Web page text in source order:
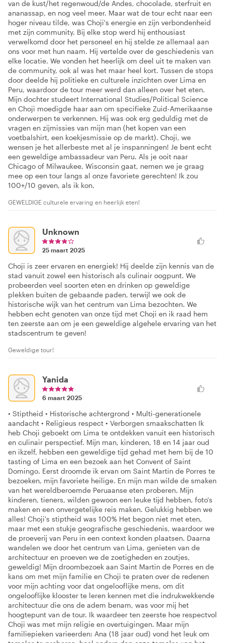
van de kust/het regenwoud/de Andes, chocolade, sterfruit en
ananassap, en nog veel meer. Maar wat de tour echt naar een
hoger niveau tilde, was Choji's energie en zijn verbondenheid
met zijn community. Bij elke stop werd hij enthousiast
verwelkomd door het personeel en hij stelde ze allemaal aan
ons voor met hun naam. Hij vertelde over de geschiedenis van
elke locatie. We vonden het heerlijk om deel uit te maken van
de community, ook al was het maar heel kort. Tussen de stops
door deelde hij politieke en culturele inzichten over Lima en
Peru, waardoor de tour meer werd dan alleen over het eten.
Mijn dochter studeert International Studies/Political Science
en Choji moedigde haar aan om specifieke Zuid-Amerikaanse
onderwerpen te verkennen. Hij was ook erg geduldig met de
vragen en zijmissies van mijn man (het kopen van een
voetbalshirt, een koekjesmissie op de markt). Choji, we
wensen je het allerbeste met al je inspanningen! Je bent echt
een geweldige ambassadeur van Peru. Als je ooit naar
Chicago of Milwaukee, Wisconsin gaat, nemen we je graag
mee op een tour langs al onze favoriete gerechten! Ik zou
100+/10 geven, als ik kon.
GEWELDIGE culturele ervaring en heerlijk eten!
Unknown
25 maart 2025
Choji is zeer ervaren en energiek! Hij deelde zijn kennis van de
stad vanuit zowel een historisch als culinair oogpunt. We
probeerden veel soorten eten en drinken op geweldige
plekken buiten de gebaande paden, terwijl we ook de
historische wijk van het centrum van Lima bezochten. We
hebben echt genoten van onze tijd met Choji en ik raad hem
ten zeerste aan om je een geweldige algehele ervaring van het
stadscentrum te geven!
Geweldige tour!
Yanida
6 maart 2025
• Stiptheid • Historische achtergrond • Multi-generationele
aandacht • Religieus respect • Verborgen smaakschatten Ik
heb Choji geboekt om Lima te ontdekken vanuit een historisch
en culinair perspectief. Mijn man, kinderen, 18 en 14 jaar oud
en ikzelf, hebben een geweldige tijd gehad met hem bij de 10
tasting of Lima en een bezoek aan het Convent of Saint
Domingo. Eerst droomde ik ervan om Saint Martin de Porres te
bezoeken, mijn favoriete heilige. En mijn man wilde de smaken
van het wereldberoemde Peruaanse eten proberen. Mijn
kinderen, tieners, wilden gewoon een leuke tijd hebben, foto's
maken en een onvergetelijke reis maken. Gelukkig hebben we
alles! Choji's stiptheid was 100% Het begon niet met eten,
maar met een stukje geografische geschiedenis, waardoor we
de proeverij van Peru in een context konden plaatsen. Daarna
wandelen we door het centrum van Lima, genieten van de
architectuur en proeven we de zoetigheden en zoutjes,
geweldig! Mijn droombezoek aan Saint Martin de Porres en de
kans om met mijn familie en Choji te praten over de redenen
voor mijn achting voor dat ongelooflijke mens, om dit
ongelooflijke klooster te leren kennen met die indrukwekkende
architectuur die ons de adem benam, was voor mij het
hoogtepunt van de tour. Ik waardeer ten zeerste hoe respectvol
Choji was met mijn religie en overtuigingen. Maar mijn
familiepieken varieerden: Ana (18 jaar oud) vond het leuk om